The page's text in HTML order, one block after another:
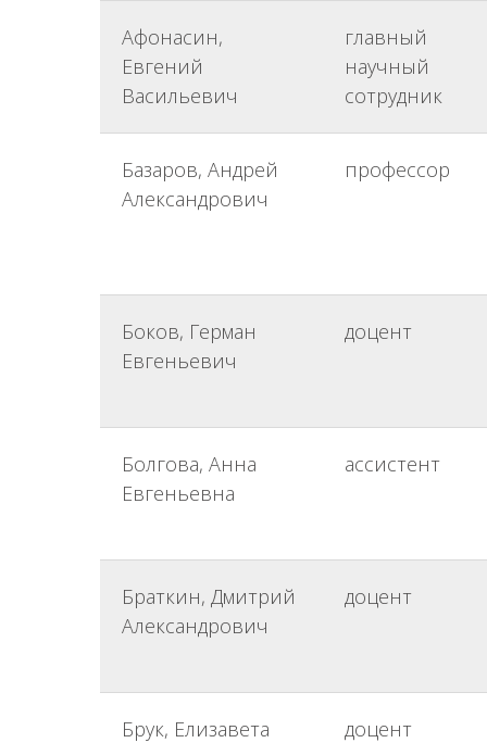
Афонасин,
Евгений
Васильевич
главный
научный
сотрудник
Базаров, Андрей
Александрович
профессор
Боков, Герман
Евгеньевич
доцент
Болгова, Анна
Евгеньевна
ассистент
Браткин, Дмитрий
Александрович
доцент
Брук, Елизавета доцент